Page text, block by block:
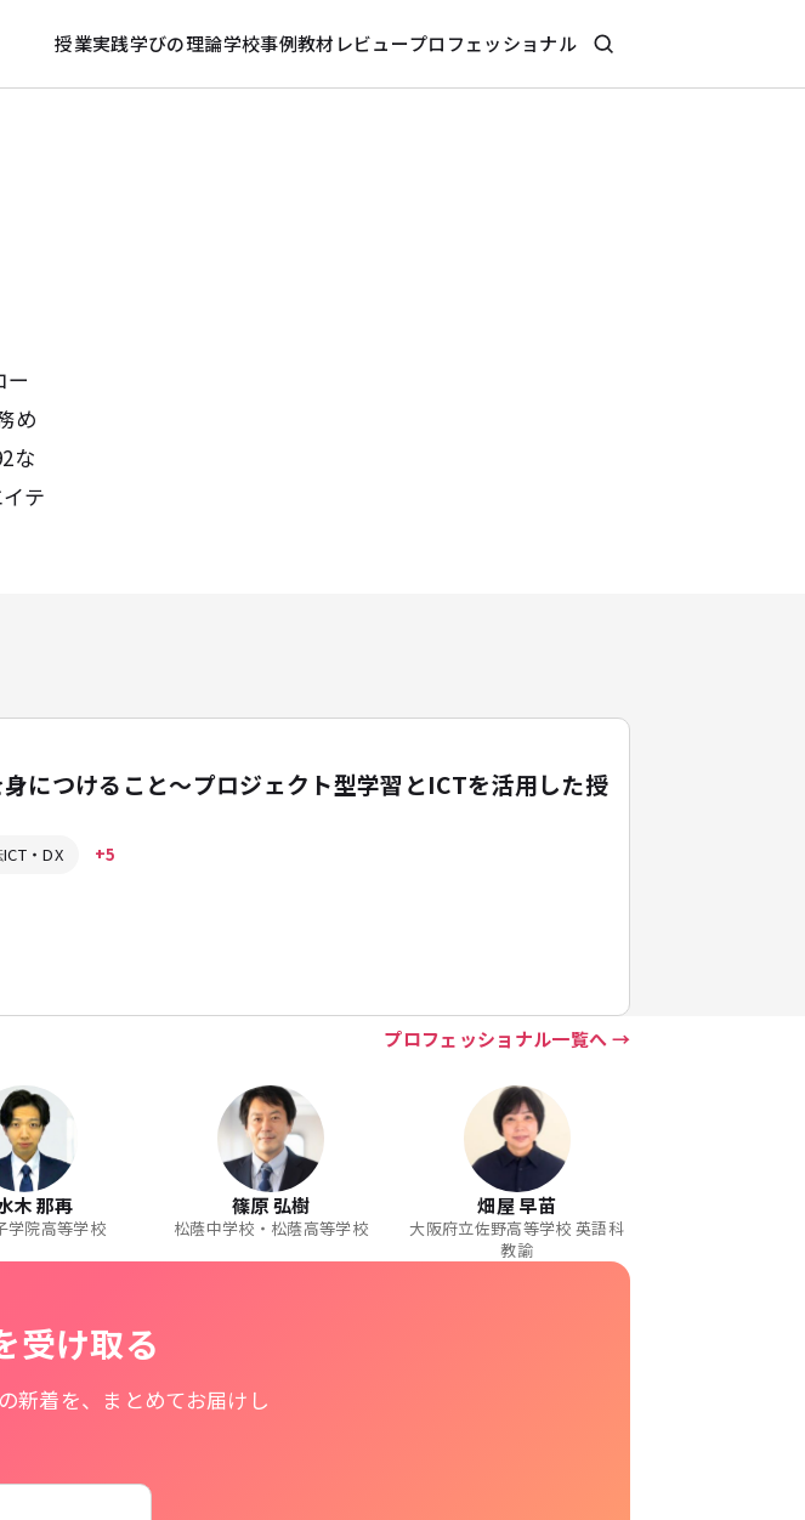
授業実践学びの理論学校事例教材レビュープロフェッショナル
ー
め
な
テ
につけること～プロジェクト型学習とICTを活用した授
ICT・DX +5
プロフェッショナル一覧へ
木 那再
学院高等学校
篠原 弘樹
松蔭中学校・松蔭高等学校
畑屋 早苗
大阪府立佐野高等学校 英語科
教諭
受け取る
新着を、まとめてお届けし